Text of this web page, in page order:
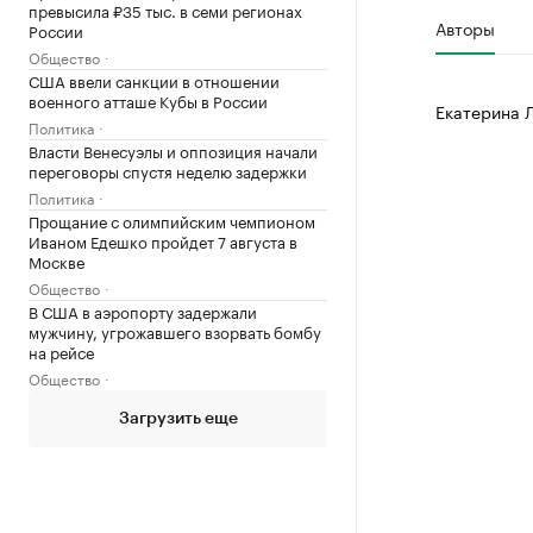
превысила ₽35 тыс. в семи регионах
России
Общество
США ввели санкции в отношении
военного атташе Кубы в России
Политика
Власти Венесуэлы и оппозиция начали
переговоры спустя неделю задержки
Политика
Прощание с олимпийским чемпионом
Иваном Едешко пройдет 7 августа в
Москве
Общество
В США в аэропорту задержали
мужчину, угрожавшего взорвать бомбу
на рейсе
Общество
Загрузить еще
Авторы
Екатерина